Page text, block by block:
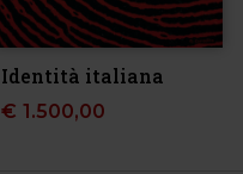
Identità italiana
€ 1.500,00